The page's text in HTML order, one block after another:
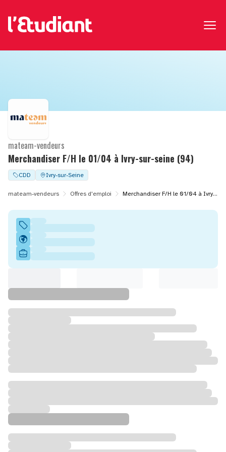
Merchandiser F/H le 01/04 à Ivry-sur-seine (94)
mateam-vendeurs
CDD Ivry-sur-Seine
mateam-vendeurs Offres d'emploi Merchandiser F/H le 01/04 à Ivry-sur-seine (94)